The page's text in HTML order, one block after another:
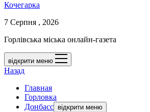
Кочегарка
7 Серпня , 2026
Горлівська міська онлайн-газета
відкрити меню
Назад
Главная
Горловка
Донбасс відкрити меню